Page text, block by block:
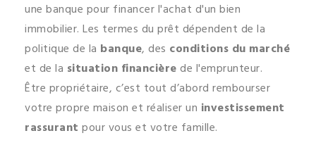
une banque pour financer l'achat d'un bien
immobilier. Les termes du prêt dépendent de la
politique de la banque, des conditions du marché
et de la situation financièrede l'emprunteur.
Être propriétaire, c’est tout d’abord rembourser
votre propre maison et réaliser un investissement
rassurant pour vous et votre famille.